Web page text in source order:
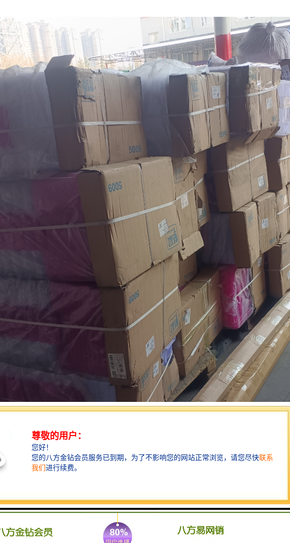
家重载铁路和地方铁路两大种类，其中铁路在国内物流行业领域里又被广泛称为物流专线
专线目的地，物流专线所属公司总部一般在目的地有自己的分公司，这样货车来回都有货